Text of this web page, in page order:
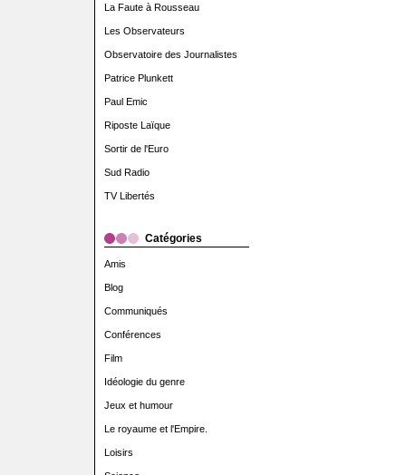
La Faute à Rousseau
Les Observateurs
Observatoire des Journalistes
Patrice Plunkett
Paul Emic
Riposte Laïque
Sortir de l'Euro
Sud Radio
TV Libertés
Catégories
Amis
Blog
Communiqués
Conférences
Film
Idéologie du genre
Jeux et humour
Le royaume et l'Empire.
Loisirs